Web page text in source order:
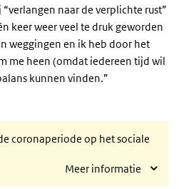
naar de verplichte rust”
keer weer veel te druk geworden
weggingen en ik heb door het
me heen (omdat iedereen tijd wil
kunnen vinden.”
coronaperiode op het sociale
Meer informatie